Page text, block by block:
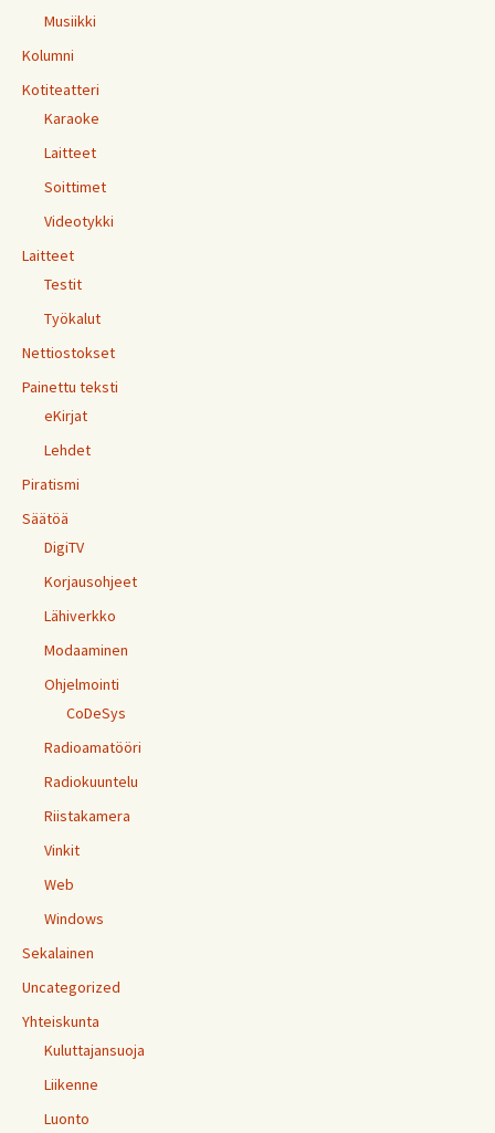
Musiikki
Kolumni
Kotiteatteri
Karaoke
Laitteet
Soittimet
Videotykki
Laitteet
Testit
Työkalut
Nettiostokset
Painettu teksti
eKirjat
Lehdet
Piratismi
Säätöä
DigiTV
Korjausohjeet
Lähiverkko
Modaaminen
Ohjelmointi
CoDeSys
Radioamatööri
Radiokuuntelu
Riistakamera
Vinkit
Web
Windows
Sekalainen
Uncategorized
Yhteiskunta
Kuluttajansuoja
Liikenne
Luonto